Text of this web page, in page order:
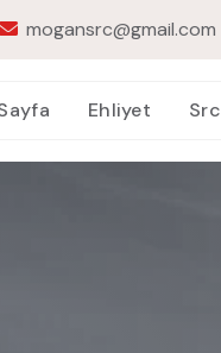
mogansrc@gmail.com
Ehliyet